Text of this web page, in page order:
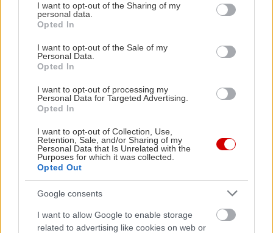
not limited to your visit or usage behaviour. You may click to
grant or deny consent to Google and its third-party tags to
use your data for below specified purposes in below Google
consent section.
I want to opt-out of the Sharing of my
personal data.
Opted In
I want to opt-out of the Sale of my
Personal Data.
Opted In
I want to opt-out of processing my
Personal Data for Targeted Advertising.
Opted In
I want to opt-out of Collection, Use,
Retention, Sale, and/or Sharing of my
Personal Data that Is Unrelated with the
Purposes for which it was collected.
Opted Out
Google consents
I want to allow Google to enable storage
related to advertising like cookies on web or